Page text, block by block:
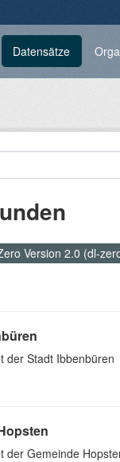
Datensätze
Version 2.0 (dl-
der Stadt Ibbenbüren
der Gemeinde